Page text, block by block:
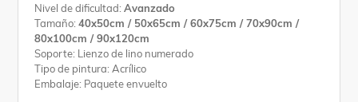
Nivel de dificultad: Avanzado
Tamaño: 40x50cm / 50x65cm / 60x75cm / 70x90cm /
80x100cm / 90x120cm
Soporte: Lienzo de lino numerado
Tipo de pintura: Acrílico
Embalaje: Paquete envuelto